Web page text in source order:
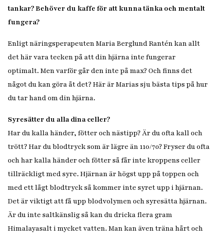
tankar? Behöver du kaffe för att kunna tänka och mentalt
fungera?
Enligt näringsperapeuten Maria Berglund Rantén kan allt
det här vara tecken på att din hjärna inte fungerar
optimalt. Men varför går den inte på max? Och finns det
något du kan göra åt det? Här är Marias sju bästa tips på hur
du tar hand om din hjärna.
Syresätter du alla dina celler?
Har du kalla händer, fötter och nästipp? Är du ofta kall och
trött? Har du blodtryck som är lägre än 110/70? Fryser du ofta
och har kalla händer och fötter så får inte kroppens celler
tillräckligt med syre. Hjärnan är högst upp på toppen och
med ett lågt blodtryck så kommer inte syret upp i hjärnan.
Det är viktigt att få upp blodvolymen och syresätta hjärnan.
Är du inte saltkänslig så kan du dricka flera gram
Himalayasalt i mycket vatten. Man kan även träna hårt och